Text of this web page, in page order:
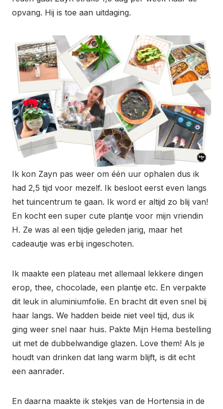
opvang. Hij is toe aan uitdaging.
Ik kon Zayn pas weer om één uur ophalen dus ik
had 2,5 tijd voor mezelf. Ik besloot eerst even langs
het tuincentrum te gaan. Ik word er altijd zo blij van!
En kocht een super cute plantje voor mijn vriendin
H. Ze was al een tijdje geleden jarig, maar het
cadeautje was erbij ingeschoten.
Ik maakte een plateau met allemaal lekkere dingen
erop, thee, chocolade, een plantje etc. En verpakte
dit leuk in aluminiumfolie. En bracht dit even snel bij
haar langs. We hadden beide niet veel tijd, dus ik
ging weer snel naar huis. Pakte Mijn Hema bestelling
uit met de dubbelwandige glazen. Love them! Als je
houdt van drinken dat lang warm blijft, is dit echt
een aanrader.
En daarna maakte ik stekjes van de Hortensia in de